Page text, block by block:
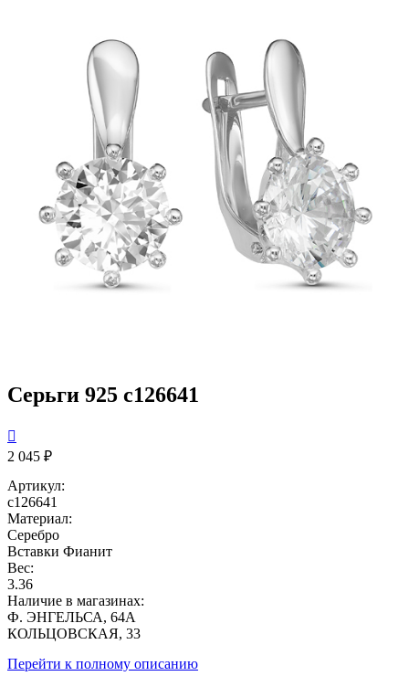
Серьги 925 с126641

2 045 ₽
Артикул:
с126641
Материал:
Серебро
Вставки Фианит
Вес:
3.36
Наличие в магазинах:
Ф. ЭНГЕЛЬСА, 64А
КОЛЬЦОВСКАЯ, 33
Перейти к полному описанию